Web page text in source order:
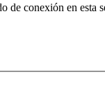
de conexión en esta